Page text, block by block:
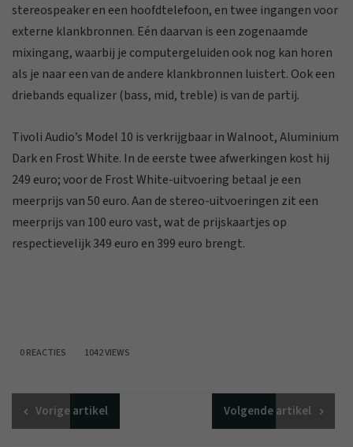
stereospeaker en een hoofdtelefoon, en twee ingangen voor
externe klankbronnen. Eén daarvan is een zogenaamde
mixingang, waarbij je computergeluiden ook nog kan horen
als je naar een van de andere klankbronnen luistert. Ook een
driebands equalizer (bass, mid, treble) is van de partij.
Tivoli Audio’s Model 10 is verkrijgbaar in Walnoot, Aluminium
Dark en Frost White. In de eerste twee afwerkingen kost hij
249 euro; voor de Frost White-uitvoering betaal je een
meerprijs van 50 euro. Aan de stereo-uitvoeringen zit een
meerprijs van 100 euro vast, wat de prijskaartjes op
respectievelijk 349 euro en 399 euro brengt.
0 REACTIES 1042 VIEWS
Vorigeartikel Volgendeartikel